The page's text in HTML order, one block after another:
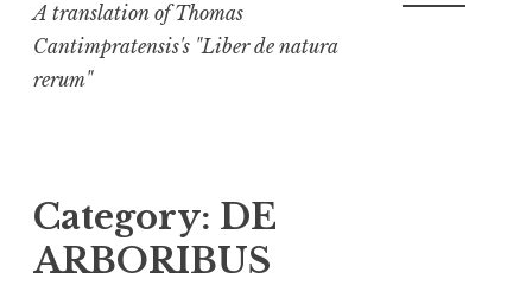
A translation of Thomas
Cantimpratensis's "Liber de natura
rerum"
Category: DE
ARBORIBUS